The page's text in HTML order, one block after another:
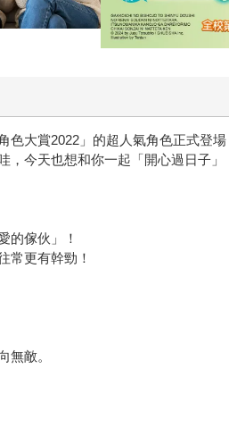
大賞2022」的超人氣角色正式登場
今天也想和你一起「開心過日子」
的傢伙」！
常更有幹勁！
無敵。